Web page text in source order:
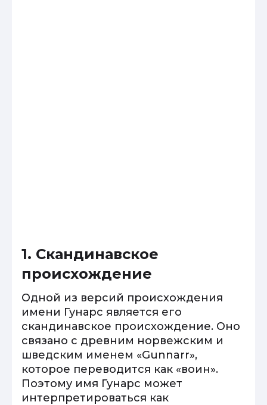
1. Скандинавское
происхождение
Одной из версий происхождения
имени Гунарс является его
скандинавское происхождение. Оно
связано с древним норвежским и
шведским именем «Gunnarr»,
которое переводится как «воин».
Поэтому имя Гунарс может
интерпретироваться как